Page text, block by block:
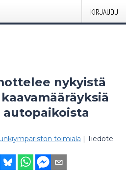
KIRJAUDU
nykyistä
toimiala | Tiedote